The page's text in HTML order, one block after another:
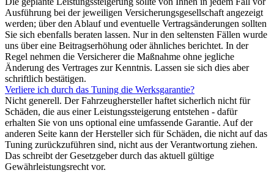
Ausführung bei der jeweiligen Versicherungsgesellschaft angezeigt
werden; über den Ablauf und eventuelle Vertragsänderungen sollten
Sie sich ebenfalls beraten lassen. Nur in den seltensten Fällen wurde
uns über eine Beitragserhöhung oder ähnliches berichtet. In der
Regel nehmen die Versicherer die Maßnahme ohne jegliche
Änderung des Vertrages zur Kenntnis. Lassen sie sich dies aber
schriftlich bestätigen.
Verliere ich durch das Tuning die Werksgarantie?
Nicht generell. Der Fahrzeughersteller haftet sicherlich nicht für
Schäden, die aus einer Leistungssteigerung entstehen - dafür
erhalten Sie von uns optional eine umfassende Garantie. Auf der
anderen Seite kann der Hersteller sich für Schäden, die nicht auf das
Tuning zurückzuführen sind, nicht aus der Verantwortung ziehen.
Das schreibt der Gesetzgeber durch das aktuell gültige
Gewährleistungsrecht vor.